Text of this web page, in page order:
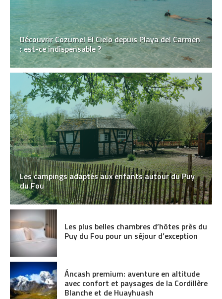
Découvrir Cozumel El Cielo depuis Playa del Carmen
: est-ce indispensable ?
Les campings adaptés aux enfants autour du Puy
du Fou
Les plus belles chambres d’hôtes près du
Puy du Fou pour un séjour d’exception
Áncash premium: aventure en altitude
avec confort et paysages de la Cordillère
Blanche et de Huayhuash